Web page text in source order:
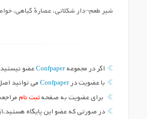
شیر طعم¬دار شکلاتی، عصارة گیاهی،
اگر در مجموعهConfpaper عضو
با عضویت درConfpaper می توانید
برای عضویت به صفحه ثبت نام
در صورتی که عضو این پایگاه